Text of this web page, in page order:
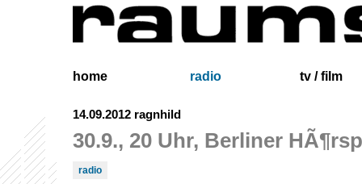
home radio tv / film
14.09.2012 ragnhild
30.9., 20 Uhr, Berliner
radio